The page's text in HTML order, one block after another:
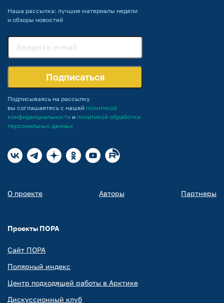
Наша рассылка: лучшие материалы недели
и обзоры новостей
Подписаться
Подписываясь на рассылку
вы соглашаетесь с нашей политикой
конфиденциальности и политикой обработки
персональных данных
О проекте Авторы Партнеры
Проекты ПОРА
Сайт ПОРА
Полярный индекс
Центр подходящей работы в Арктике
Дискуссионный клуб